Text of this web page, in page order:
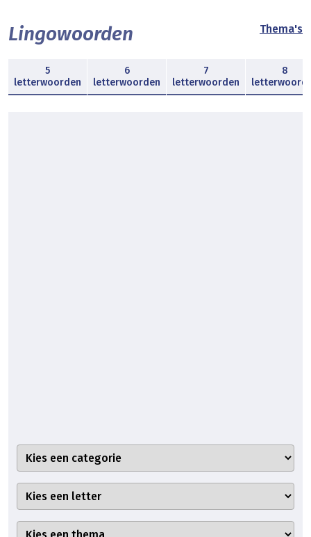
Lingowoorden Thema's
5
letterwoorden
6
letterwoorden
7
letterwoorden
8